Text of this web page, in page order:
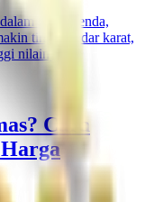
suatu benda,
tinggi kadar karat,
nilainya.
Cara